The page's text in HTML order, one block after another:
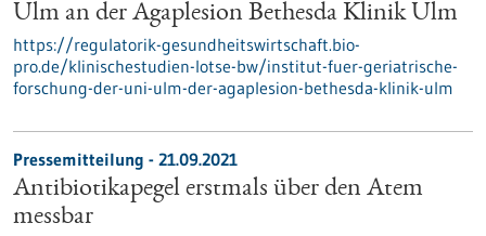
Ulm an der Agaplesion Bethesda Klinik Ulm
https://regulatorik-gesundheitswirtschaft.bio-
pro.de/klinischestudien-lotse-bw/institut-fuer-geriatrische-
forschung-der-uni-ulm-der-agaplesion-bethesda-klinik-ulm
Pressemitteilung - 21.09.2021
Antibiotikapegel erstmals über den Atem
messbar